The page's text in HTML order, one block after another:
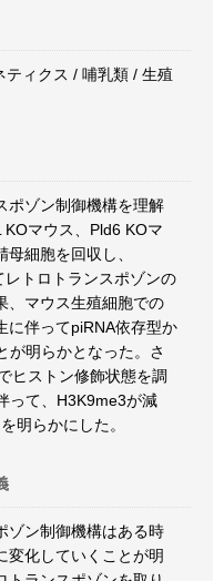
ティクス / 哺乳類 / 生殖
ポゾン制御機構を理解
マウス、Pld6 KOマ
細胞を回収し、
トロトランスポゾンの
、マウス生殖細胞での
に伴ってpiRNA依存型か
が明らかとなった。さ
ヒストン修飾状態を調
って、H3K9me3が減
明らかにした。
ゾン制御機構はある時
変化していくことが明